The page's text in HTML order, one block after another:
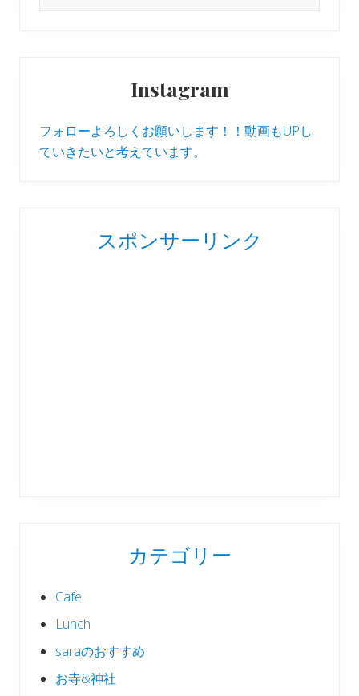
Instagram
フォローよろしくお願いします！！動画もUPし
ていきたいと考えています。
スポンサーリンク
カテゴリー
Cafe
Lunch
saraのおすすめ
お寺&神社